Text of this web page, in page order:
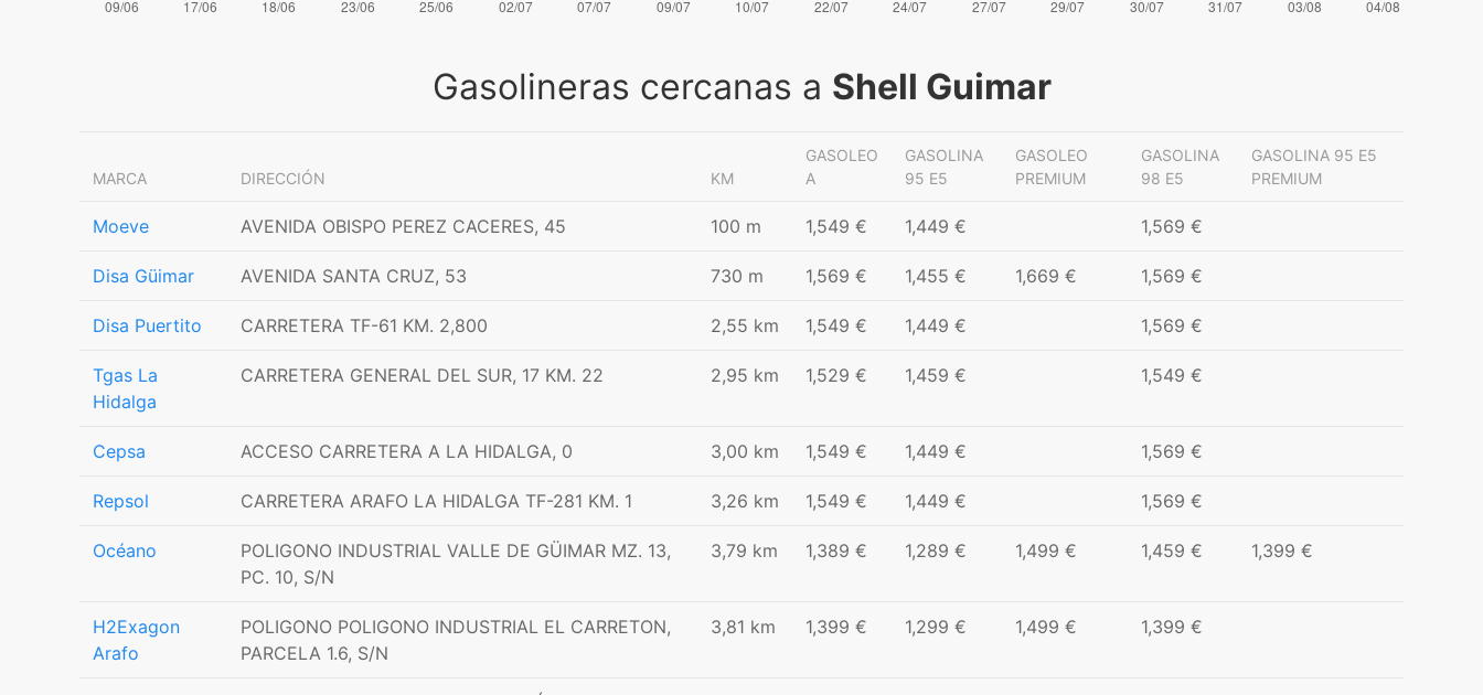
Gasolineras cercanas a Shell Guimar
MARCA DIRECCIÓN KM
GASOLEO
A
GASOLINA
95 E5
GASOLEO
PREMIUM
GASOLINA
98 E5
GASOLINA 95 E5
PREMIUM
Moeve AVENIDA OBISPO PEREZ CACERES, 45 100 m 1,549 € 1,449 € 1,569 €
Disa Güimar AVENIDA SANTA CRUZ, 53 730 m 1,569 € 1,455 € 1,669 € 1,569 €
Disa Puertito CARRETERA TF-61 KM. 2,800 2,55 km 1,549 € 1,449 € 1,569 €
Tgas La
Hidalga
CARRETERA GENERAL DEL SUR, 17 KM. 22 2,95 km 1,529 € 1,459 € 1,549 €
Cepsa ACCESO CARRETERA A LA HIDALGA, 0 3,00 km 1,549 € 1,449 € 1,569 €
Repsol CARRETERA ARAFO LA HIDALGA TF-281 KM. 1 3,26 km 1,549 € 1,449 € 1,569 €
Océano
POLIGONO INDUSTRIAL VALLE DE GÜIMAR MZ. 13,
PC. 10, S/N
3,79 km 1,389 € 1,289 € 1,499 € 1,459 € 1,399 €
H2Exagon
Arafo
POLIGONO POLIGONO INDUSTRIAL EL CARRETON,
PARCELA 1.6, S/N
3,81 km 1,399 € 1,299 € 1,499 € 1,399 €